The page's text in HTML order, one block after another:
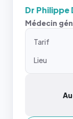
Dr Philippe
Médecin
Tarif
Lieu